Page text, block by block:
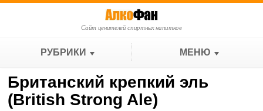
Сайт ценителей спиртных напитков
РУБРИКИ МЕНЮ
Британский крепкий эль
(British Strong Ale)